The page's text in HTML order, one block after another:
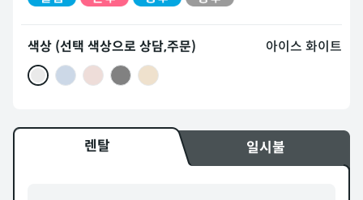
색상 (선택 색상으로 상담,주문) 아이스 화이트
렌탈 일시불